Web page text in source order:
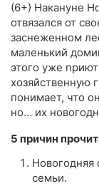
(6+) Накануне
отвязался от
заснеженном
маленький
этого уже
хозяйственную
понимает, что
но… их
5 причин
Новогодняя
семьи.